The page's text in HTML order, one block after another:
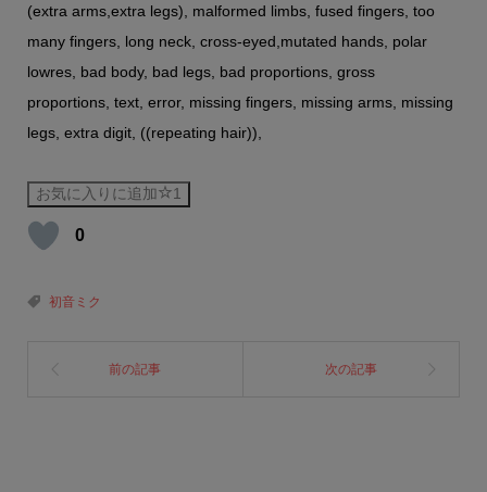
(extra arms,extra legs), malformed limbs, fused fingers, too
many fingers, long neck, cross-eyed,mutated hands, polar
lowres, bad body, bad legs, bad proportions, gross
proportions, text, error, missing fingers, missing arms, missing
legs, extra digit, ((repeating hair)),
お気に入りに追加 1
0
初音ミク